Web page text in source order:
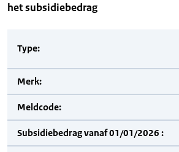
het subsidiebedrag
Type:
Merk:
Meldcode:
Subsidiebedrag vanaf 01/01/2026 :